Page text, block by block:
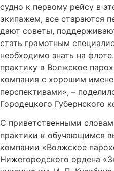
судно к первому рейсу в
экипажем, все стараются
дают советы,
стать грамотным
необходимо знать на
практику в Волжское
компания с хорошим
перспективами», –
Городецкого Губернского
С приветственными
практики к обучающимся
компании «Волжское
Нижегородского ордена